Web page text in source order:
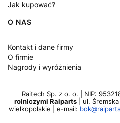
Jak kupować?
O NAS
Kontakt i dane firmy
O firmie
Nagrody i wyróżnienia
Raitech Sp. z o. o. | NIP:
rolniczymi Raiparts | ul.
wielkopolskie | e-mail: